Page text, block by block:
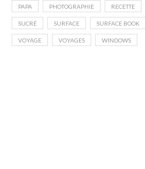
PAPA PHOTOGRAPHIE RECETTE
SUCRÉ SURFACE SURFACE BOOK
VOYAGE VOYAGES WINDOWS